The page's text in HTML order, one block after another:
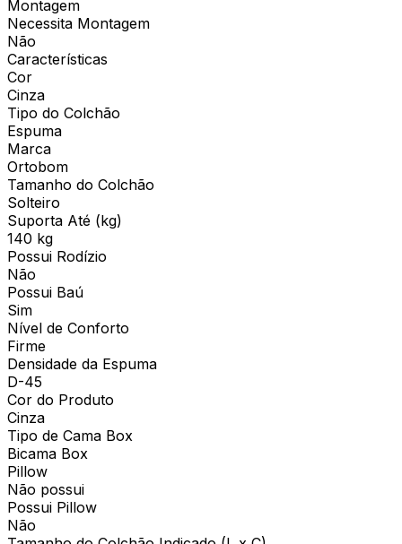
Montagem
Necessita Montagem
Não
Características
Cor
Cinza
Tipo do Colchão
Espuma
Marca
Ortobom
Tamanho do Colchão
Solteiro
Suporta Até (kg)
140 kg
Possui Rodízio
Não
Possui Baú
Sim
Nível de Conforto
Firme
Densidade da Espuma
D-45
Cor do Produto
Cinza
Tipo de Cama Box
Bicama Box
Pillow
Não possui
Possui Pillow
Não